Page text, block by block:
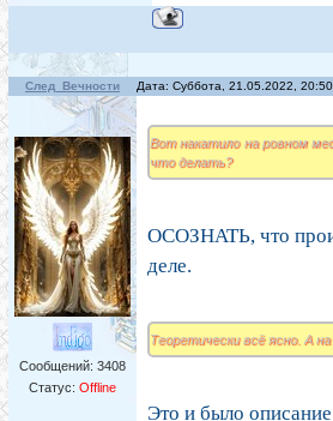
След_Вечности Дата: Суббота, 21.05.2022,
Сообщений: 3408
Статус: Offline
Вот накатило на ровном
что делать?
ОСОЗНАТЬ, что
деле.
Теоретически всё ясно. А на
Это и было